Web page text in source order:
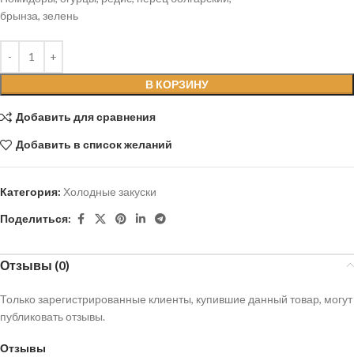
брынза, зелень
В КОРЗИНУ
Добавить для сравнения
Добавить в список желаний
Категория: Холодные закуски
Поделиться:
Отзывы (0)
Отзывы
Только зарегистрированные клиенты, купившие данный товар, могут
публиковать отзывы.